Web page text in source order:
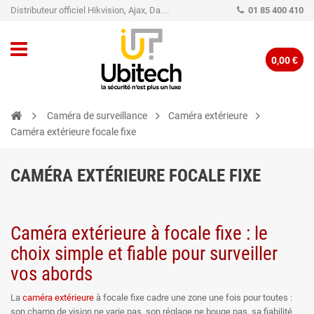
Distributeur officiel Hikvision, Ajax, Dahua, TP-Link - Caméra de vidéo surveillance - Alarme 01 85 400 410
0,00 €
Caméra de surveillance
Caméra extérieure
Caméra extérieure focale fixe
CAMÉRA EXTÉRIEURE FOCALE FIXE
Caméra extérieure à focale fixe : le
choix simple et fiable pour surveiller
vos abords
La caméra extérieure à focale fixe cadre une zone une fois pour toutes :
son champ de vision ne varie pas, son réglage ne bouge pas, sa fiabilité